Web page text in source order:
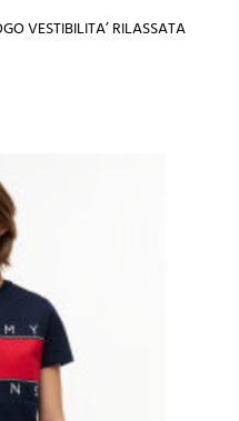
VESTIBILITA’ RILASSATA